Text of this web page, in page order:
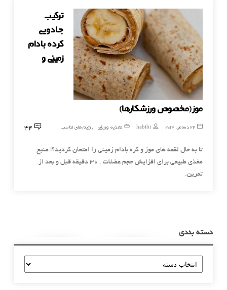
ترکیب
جادویی
کرده بادام
زمینی و
موز(مخصوص ورزشکارها)
22 دسامبر, 2014 habibi تغذیه ورزشی , رژیم های تناسب 34
تا به حال لقمه های موز و کره بادام زمینی را امتحان کردید؟! منبع
مغذی طبیعی برای افزایش حجم عضلات . ۳۰ دقیقه قبل و بعد از
تمرین.
دسته بندی
دسته
بندی